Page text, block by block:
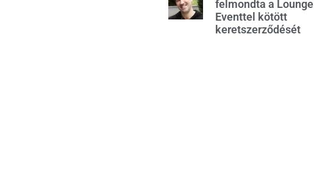
felmondta a Lounge
Eventtel kötött
keretszerződését